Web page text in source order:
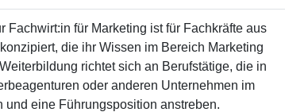
Fachwirt:in für Marketing ist für Fachkräfte aus
die ihr Wissen im Bereich Marketing
richtet sich an Berufstätige, die in
oder anderen Unternehmen im
und eine Führungsposition anstreben.